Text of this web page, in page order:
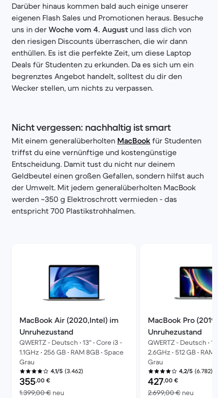
Darüber hinaus kommen bald auch einige unserer
eigenen Flash Sales und Promotionen heraus. Besuche
uns in der Woche vom 4. August und lass dich von
den riesigen Discounts überraschen, die wir dann
enthüllen. Es ist die perfekte Zeit, um diese Laptop
Deals für Studenten zu erkunden. Da es sich um ein
begrenztes Angebot handelt, solltest du dir den
Wecker stellen, um nichts zu verpassen.
Nicht vergessen: nachhaltig ist smart
Mit einem generalüberholten MacBook für Studenten
triffst du eine vernünftige und kostengünstige
Entscheidung. Damit tust du nicht nur deinem
Geldbeutel einen großen Gefallen, sondern hilfst auch
der Umwelt. Mit jedem generalüberholten MacBook
werden ~350 g Elektroschrott vermieden - das
entspricht 700 Plastikstrohhalmen.
MacBook Air (2020,Intel) im
Unruhezustand
QWERTZ - Deutsch • 13" • Core i3 -
1.1GHz • 256 GB • RAM 8GB • Space
Grau
4,1/5 (3.462)
Preis des erneuerten Produkts:
355,00 €
1.399,00 € neu Im Vergleich zum Neupreis von 1.399,00 €
MacBook Pro
Unruhezustand
QWERTZ - Deutsch •
2.6GHz • 512 GB • RAM
Grau
4,2/5 (6.782)
Preis des erneuerten
427,00 €
2.699,00 € neu